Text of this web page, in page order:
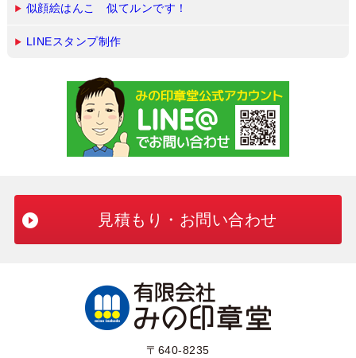
似顔絵はんこ 似てルンです！
LINEスタンプ制作
見積もり・お問い合わせ
〒640-8235